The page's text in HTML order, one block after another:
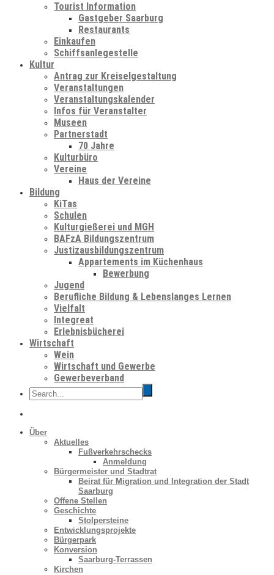
Tourist Information
Gastgeber Saarburg
Restaurants
Einkaufen
Schiffsanlegestelle
Kultur
Antrag zur Kreiselgestaltung
Veranstaltungen
Veranstaltungskalender
Infos für Veranstalter
Museen
Partnerstadt
70 Jahre
Kulturbüro
Vereine
Haus der Vereine
Bildung
KiTas
Schulen
Kulturgießerei und MGH
BAFzA Bildungszentrum
Justizausbildungszentrum
Appartements im Küchenhaus
Bewerbung
Jugend
Berufliche Bildung & Lebenslanges Lernen
Vielfalt
Integreat
Erlebnisbücherei
Wirtschaft
Wein
Wirtschaft und Gewerbe
Gewerbeverband
Über
Aktuelles
Fußverkehrschecks
Anmeldung
Bürgermeister und Stadtrat
Beirat für Migration und Integration der Stadt
Saarburg
Offene Stellen
Geschichte
Stolpersteine
Entwicklungsprojekte
Bürgerpark
Konversion
Saarburg-Terrassen
Kirchen